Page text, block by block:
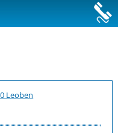
Leoben